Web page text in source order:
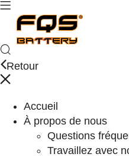
Retour
Accueil
À propos de nous
Questions
Travaillez avec